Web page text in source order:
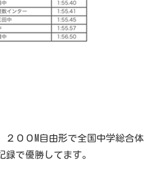
２００M自由形で全国中学総合体
録で優勝してます。